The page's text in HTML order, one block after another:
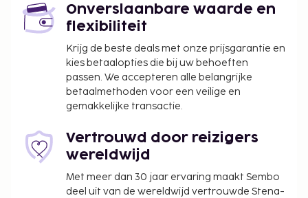
een tuin waar je van het uitzicht kunt genieten,
maar profiteer ook van gratis wifi.
In deze accommodatie zijn huisdieren en
assistentiedieren niet toegestaan.
Onverslaanbare waarde en
flexibiliteit
Krijg de beste deals met onze prijsgarantie en
kies betaalopties die bij uw behoeften
passen. We accepteren alle belangrijke
betaalmethoden voor een veilige en
gemakkelijke transactie.
Vertrouwd door reizigers
wereldwijd
Met meer dan 30 jaar ervaring maakt Sembo
deel uit van de wereldwijd vertrouwde Stena-